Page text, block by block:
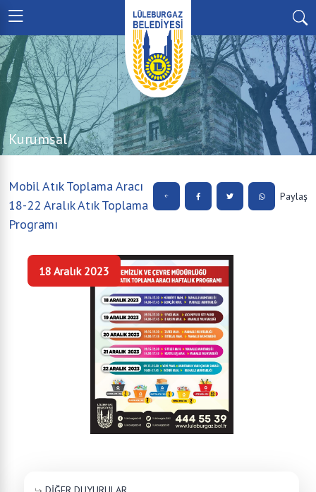
Kurumsal
Mobil Atık Toplama Aracı
18-22 Aralık Atık Toplama
Programı
Paylaş
18 Aralık 2023